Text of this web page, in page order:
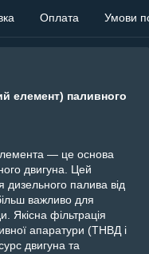
Оплата Умови
елемент) паливного
— це основа
двигуна. Цей
палива від
важливо для
Якісна фільтрація
апаратури (ТНВД і
двигуна та